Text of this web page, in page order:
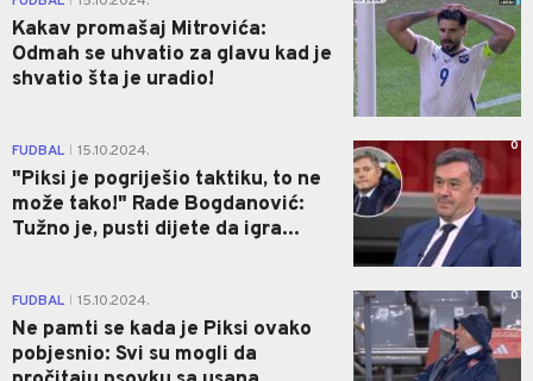
Kakav promašaj Mitrovića:
Odmah se uhvatio za glavu kad je
shvatio šta je uradio!
FUDBAL 15.10.2024.
"Piksi je pogriješio taktiku, to ne
može tako!" Rade Bogdanović:
Tužno je, pusti dijete da igra...
0
FUDBAL 15.10.2024.
Ne pamti se kada je Piksi ovako
pobjesnio: Svi su mogli da
0